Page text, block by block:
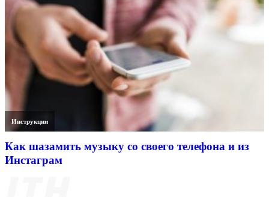
Инструкции
Как шазамить музыку со своего телефона и из
Инстаграм